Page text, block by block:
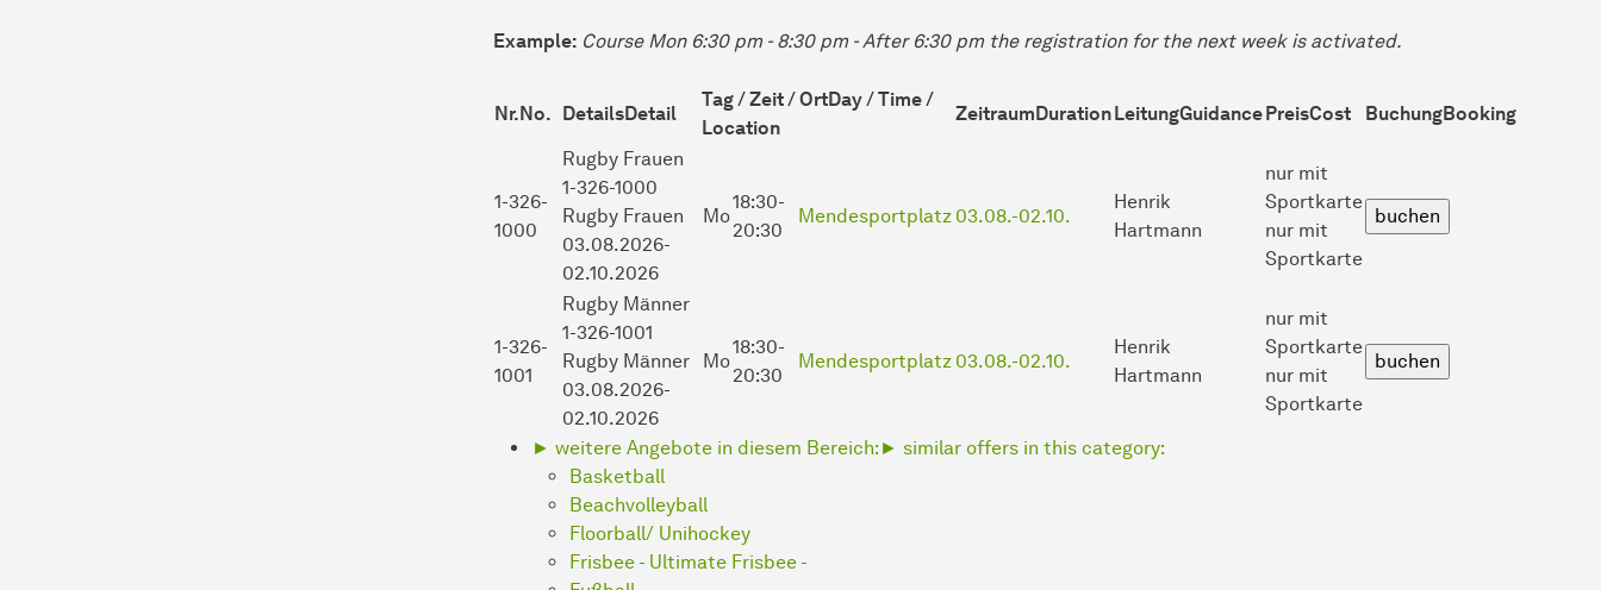
Example: Course Mon 6:30 pm - 8:30 pm - After 6:30 pm the registration for the next week is activated.
Nr.No. DetailsDetail
Tag / Zeit / OrtDay / Time /
Location
ZeitraumDurationLeitungGuidancePreisCost BuchungBooking
1-326-
1000
Rugby Frauen
1-326-1000
Rugby Frauen
03.08.2026-
02.10.2026
Mo
18:30-
20:30
Mendesportplatz 03.08.-02.10.
Henrik
Hartmann
nur mit
Sportkarte
nur mit
Sportkarte
1-326-
1001
Rugby Männer
1-326-1001
Rugby Männer
03.08.2026-
02.10.2026
Mo
18:30-
20:30
Mendesportplatz 03.08.-02.10.
Henrik
Hartmann
nur mit
Sportkarte
nur mit
Sportkarte
► weitere Angebote in diesem Bereich: ► similar offers in this category:
Basketball
Beachvolleyball
Floorball/ Unihockey
Frisbee - Ultimate Frisbee -